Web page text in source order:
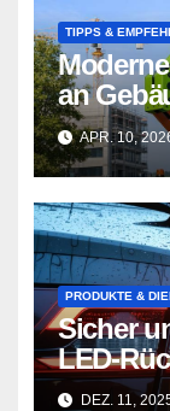
TIPPS &
an
APR. 10,
PRODUKTE &
Sicher
LED-
DEZ. 11,